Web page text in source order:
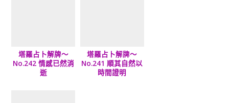
塔羅占卜解牌～
No.242 情感已然消
逝
塔羅占卜解牌～
No.241 順其自然以
時間證明